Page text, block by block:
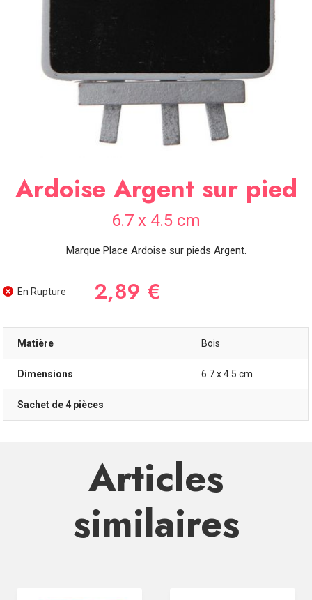
SPÉCIALES
Ardoise Argent sur pied
6.7 x 4.5 cm
Marque Place Ardoise sur pieds Argent.
En Rupture 2,89 €
Matière Bois
Dimensions 6.7 x 4.5 cm
Sachet de 4 pièces
Articles
similaires